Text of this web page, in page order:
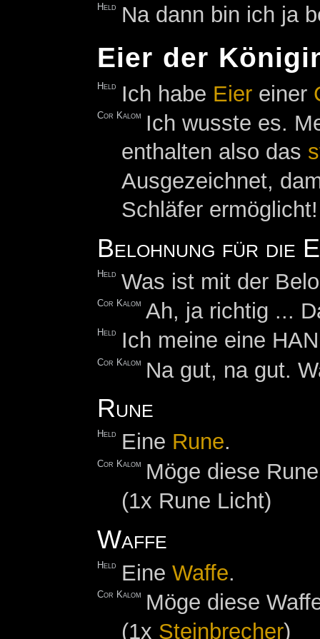
Held Na dann bin ich ja
Eier der
Held Ich habe Eier einer
Cor Kalom
Ich wusste es.
enthalten also das
Ausgezeichnet,
Schläfer ermöglicht!
Belohnung für die
Held Was ist mit der
Cor Kalom Ah, ja richtig ...
Held Ich meine eine
Cor Kalom Na gut, na gut.
Rune
Held Eine Rune.
Cor Kalom
Möge diese
(1x Rune Licht)
Waffe
Held EineWaffe.
Cor Kalom
Möge diese
(1x Steinbrecher)